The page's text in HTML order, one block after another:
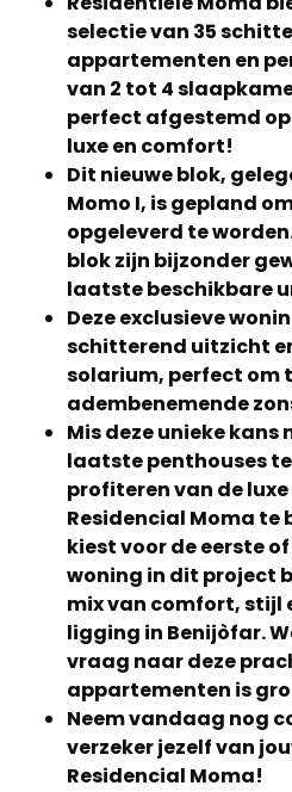
selectie van 35
appartementen en
van 2 tot 4
perfect afgestemd
luxe en comfort!
Dit nieuwe blok,
Momo I, is gepland
opgeleverd te
blok zijn bijzonder
laatste beschikbare
Deze exclusieve
schitterend uitzicht
solarium, perfect om
adembenemende
Mis deze unieke kans
laatste penthouses
profiteren van de
Residencial Moma te
kiest voor de eerste
woning in dit project
mix van comfort, stijl
ligging in Benijòfar.
vraag naar deze
appartementen is
Neem vandaag nog
verzeker jezelf van
Residencial Moma!